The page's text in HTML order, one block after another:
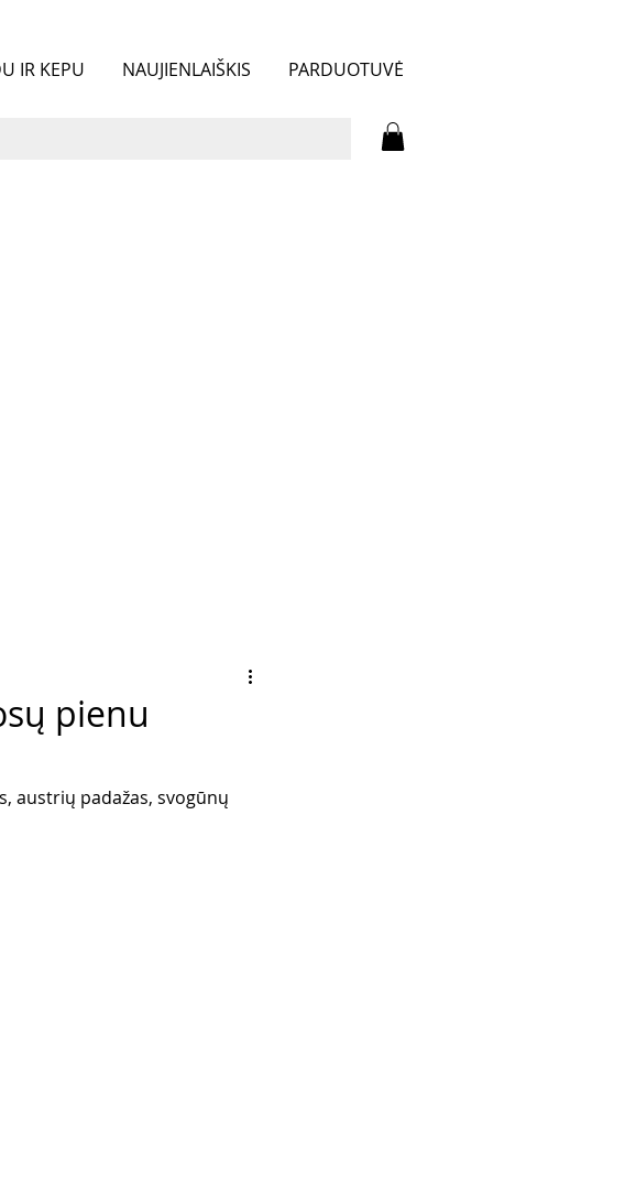
IR KEPU NAUJIENLAIŠKIS PARDUOTUVĖ
pienu
austrių padažas, svogūnų